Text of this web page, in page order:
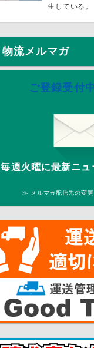
生している
物流メルマガ
ご登録受付
毎週火曜に最新ニ
≫ メルマガ配信先の変更